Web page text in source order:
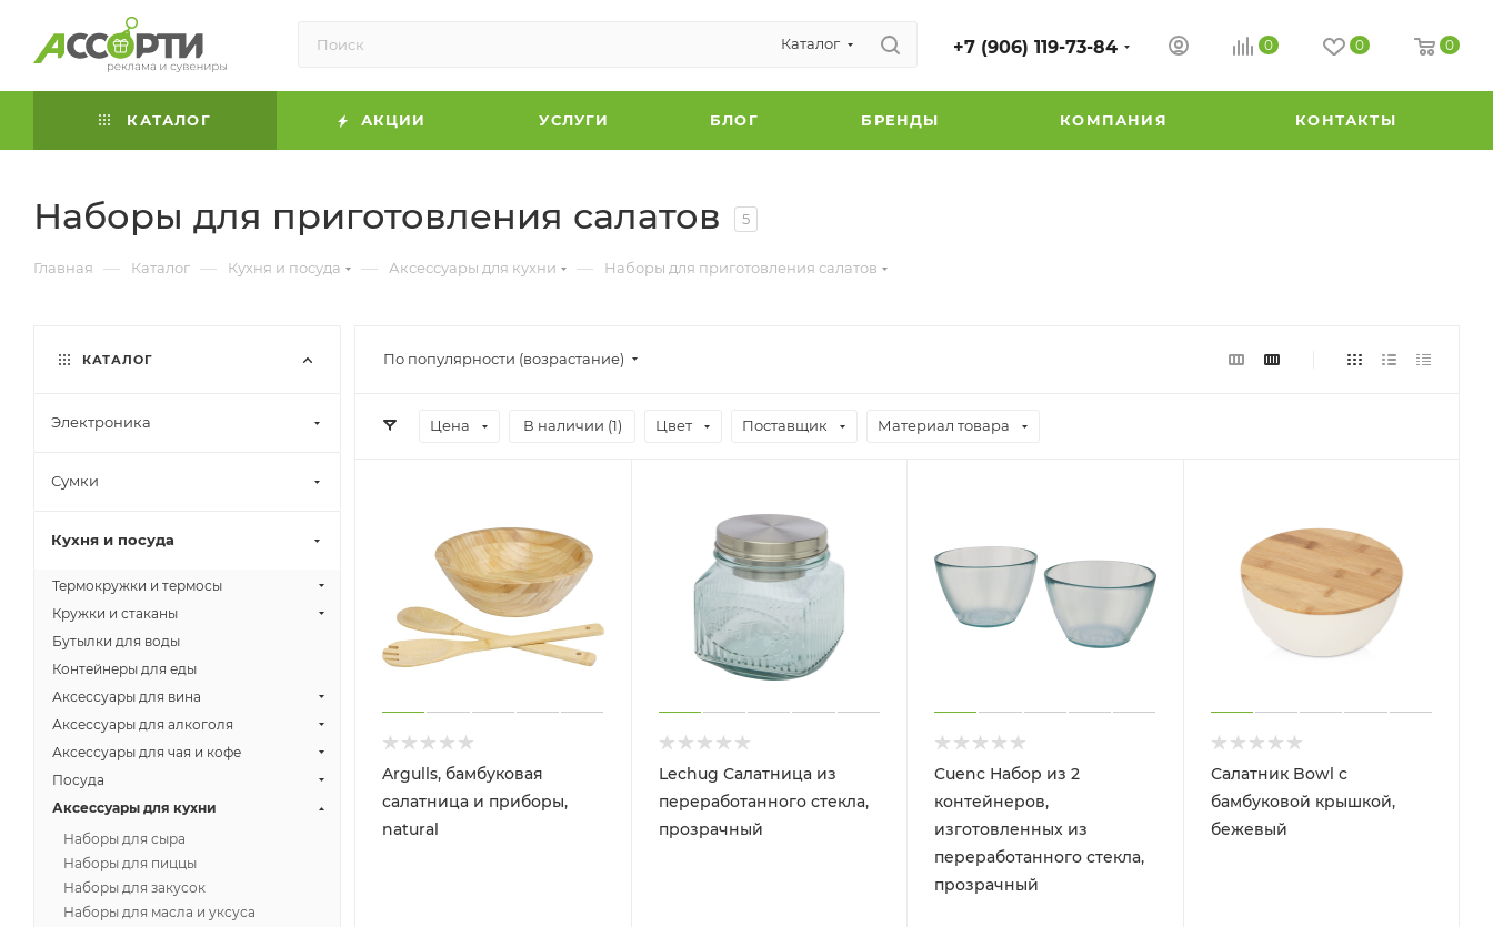
Каталог +7 (906) 119-73-84 0 0 0
КАТАЛОГ АКЦИИ УСЛУГИ БЛОГ БРЕНДЫ КОМПАНИЯ КОНТАКТЫ
Наборы для приготовления салатов 5
Главная — Каталог — Кухня и посуда — Аксессуары для кухни — Наборы для приготовления салатов
По популярности (возрастание)
Цена В наличии (1) Цвет Поставщик Материал товара
Argulls, бамбуковая
салатница и приборы,
natural
Lechug Салатница из
переработанного стекла,
прозрачный
Cuenc Набор из 2
контейнеров,
изготовленных из
переработанного стекла,
прозрачный
Салатник Bowl с
бамбуковой крышкой,
бежевый
КАТАЛОГ
Электроника
Сумки
Кухня и посуда
Термокружки и термосы
Кружки и стаканы
Бутылки для воды
Контейнеры для еды
Аксессуары для вина
Аксессуары для алкоголя
Аксессуары для чая и кофе
Посуда
Аксессуары для кухни
Наборы для сыра
Наборы для пиццы
Наборы для закусок
Наборы для масла и уксуса